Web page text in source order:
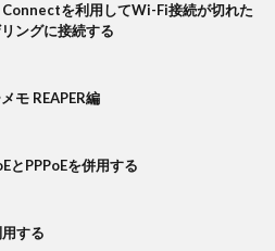
を利用してWi-Fi接続が切れた
ングに接続する
モ REAPER編
とPPPoEを併用する
する